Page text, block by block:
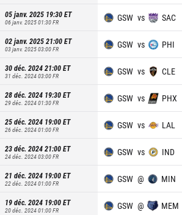
05 janv. 2025 19:30ET
06 janv. 2025 01:30FR GSW vs SAC
02 janv. 2025 21:00ET
03 janv. 2025 03:00FR GSW vs PHI
30 déc. 2024 21:00ET
31 déc. 2024 03:00FR GSW vs CLE
28 déc. 2024 19:30ET
29 déc. 2024 01:30FR GSW vs PHX
25 déc. 2024 19:00ET
26 déc. 2024 01:00FR GSW vs LAL
23 déc. 2024 21:00ET
24 déc. 2024 03:00FR GSW vs IND
21 déc. 2024 19:00ET
22 déc. 2024 01:00FR GSW @ MIN
19 déc. 2024 19:00ET
20 déc. 2024 01:00FR GSW @ MEM